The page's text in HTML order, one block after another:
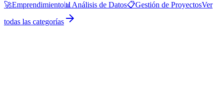
🚀Emprendimiento📊 Análisis de Datos📋Gestión de ProyectosVer
todas las categorías